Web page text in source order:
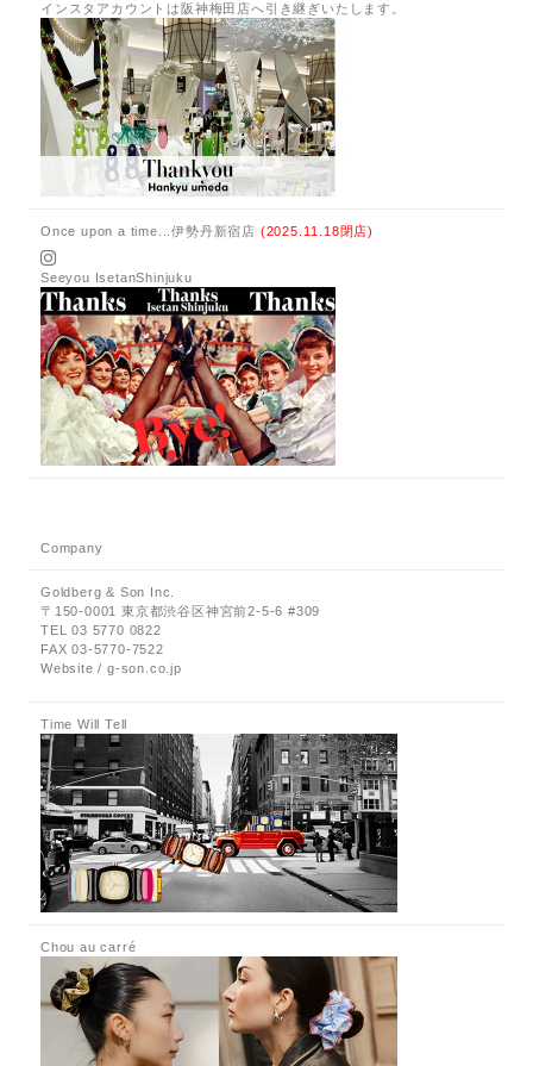
インスタアカウントは阪神梅田店へ引き継ぎいたします。
Once upon a time...伊勢丹新宿店 (2025.11.18閉店)
Seeyou IsetanShinjuku
Company
Goldberg & Son Inc.
〒150-0001 東京都渋谷区神宮前2-5-6 #309
TEL 03 5770 0822
FAX 03-5770-7522
Website / g-son.co.jp
Time Will Tell
Chou au carré